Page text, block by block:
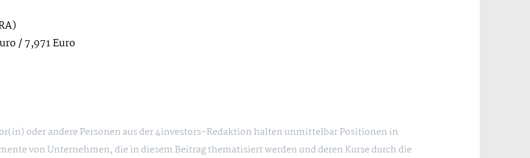
/ 7,971 Euro
oder andere Personen aus der 4investors-Redaktion halten unmittelbar Positionen in
von Unternehmen, die in diesem Beitrag thematisiert werden und deren Kurse durch die